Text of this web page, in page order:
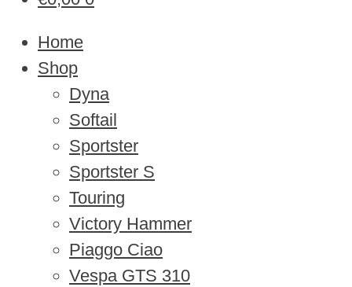
Home
Shop
Dyna
Softail
Sportster
Sportster S
Touring
Victory Hammer
Piaggo Ciao
Vespa GTS 310